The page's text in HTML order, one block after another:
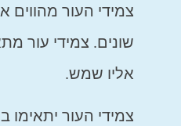
צמידי העור
שונים. צמידי עור
אליו שמש.
צמידי העור יתאימו